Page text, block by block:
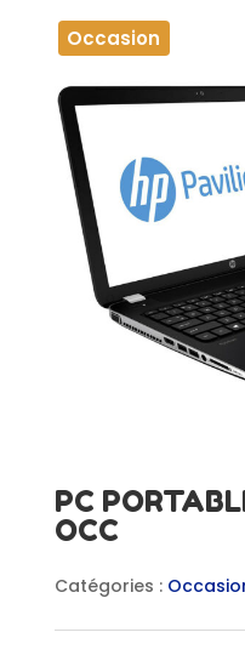
Occasion
PC
OCC
Catégories :